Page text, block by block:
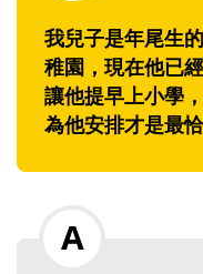
我兒子是年尾生
稚園，現在他已
讓他提早上小學
為他安排才是最